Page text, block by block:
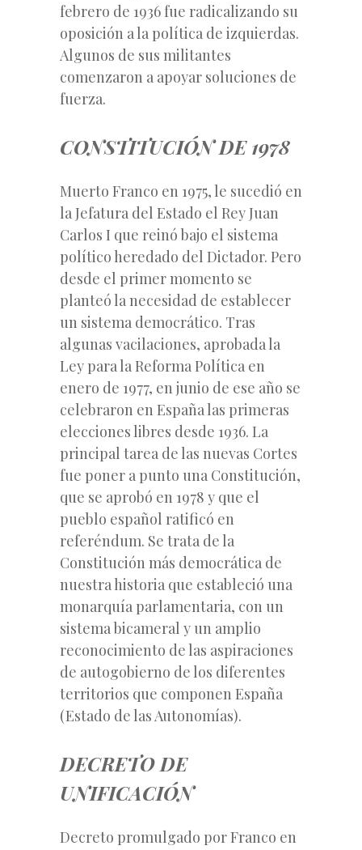
febrero de 1936 fue radicalizando su
oposición a la política de izquierdas.
Algunos de sus militantes
comenzaron a apoyar soluciones de
fuerza.
CONSTITUCIÓN DE 1978
Muerto Franco en 1975, le sucedió en
la Jefatura del Estado el Rey Juan
Carlos I que reinó bajo el sistema
político heredado del Dictador. Pero
desde el primer momento se
planteó la necesidad de establecer
un sistema democrático. Tras
algunas vacilaciones, aprobada la
Ley para la Reforma Política en
enero de 1977, en junio de ese año se
celebraron en España las primeras
elecciones libres desde 1936. La
principal tarea de las nuevas Cortes
fue poner a punto una Constitución,
que se aprobó en 1978 y que el
pueblo español ratificó en
referéndum. Se trata de la
Constitución más democrática de
nuestra historia que estableció una
monarquía parlamentaria, con un
sistema bicameral y un amplio
reconocimiento de las aspiraciones
de autogobierno de los diferentes
territorios que componen España
(Estado de las Autonomías).
DECRETO DE
UNIFICACIÓN
Decreto promulgado por Franco en